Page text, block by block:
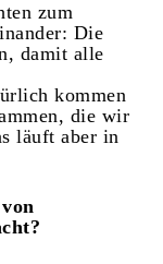
zum
Die
damit alle
kommen
die wir
läuft aber in